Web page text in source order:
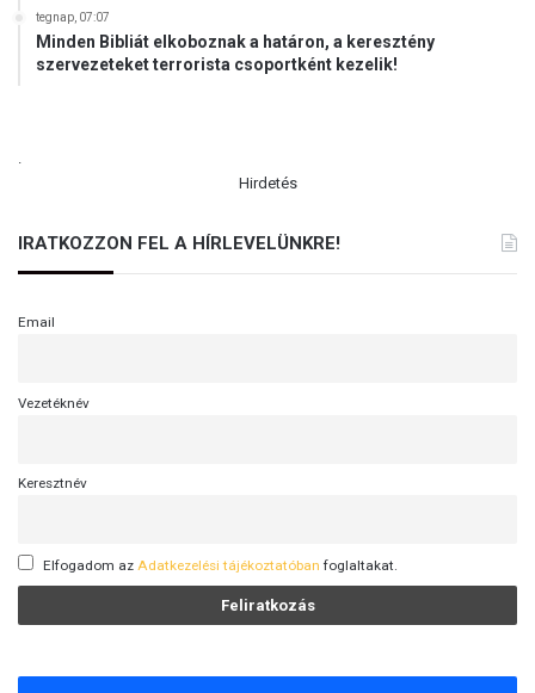
tegnap, 07:07
Minden Bibliát elkoboznak a határon, a keresztény
szervezeteket terrorista csoportként kezelik!
.
Hirdetés
IRATKOZZON FEL A HÍRLEVELÜNKRE!
Email
Vezetéknév
Keresztnév
Elfogadom az Adatkezelési tájékoztatóban foglaltakat.